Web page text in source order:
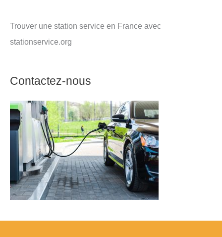
Trouver une station service en France avec
stationservice.org
Contactez-nous